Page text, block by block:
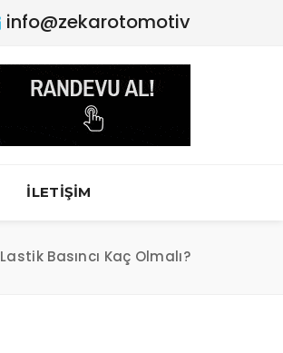
info@zekarotomotiv
İLETİŞİM
Lastik Basıncı Kaç Olmalı?